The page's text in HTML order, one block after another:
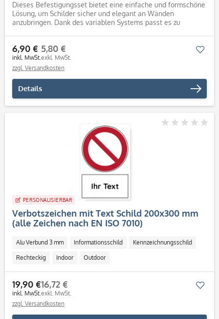
Dieses Befestigungsset bietet eine einfache und formschöne
Lösung, um Schilder sicher und elegant an Wänden
anzubringen. Dank des variablen Systems passt es zu
6,90 €
inkl. MwSt.
5,80 €
exkl. MwSt.
zzgl. Versandkosten
Details
PERSONALISIERBAR
Verbotszeichen mit Text Schild 200x300 mm
(alle Zeichen nach EN ISO 7010)
Alu Verbund 3 mm Informationsschild Kennzeichnungsschild
Rechteckig Indoor Outdoor
19,90 €
inkl. MwSt.
16,72 €
exkl. MwSt.
zzgl. Versandkosten